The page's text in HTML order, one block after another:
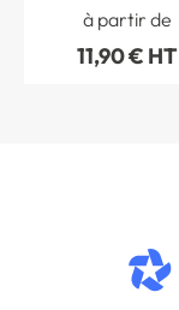
à partir de
11,90 € HT